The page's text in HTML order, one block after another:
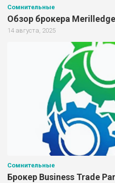
Сомнительные
Обзор брокера
14 августа, 2025
Сомнительные
Брокер Business Trade